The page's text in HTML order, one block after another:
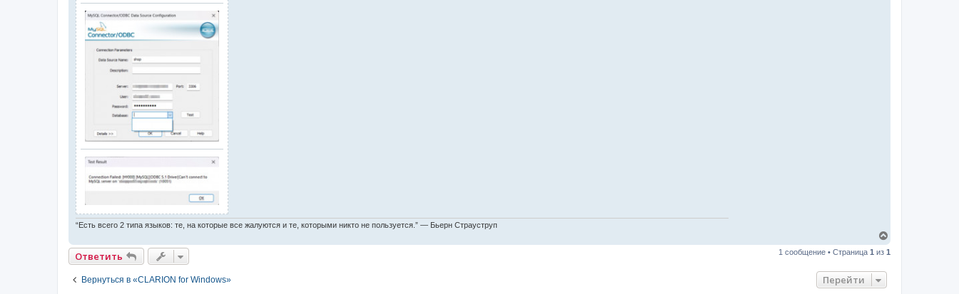
“Есть всего 2 типа языков: те, на которые все жалуются и те, которыми никто не пользуется.” — Бьерн Страуструп
р
Ответить 1 сообщение • Страница 1 из 1
Вернуться в «CLARION for Windows» Перейти